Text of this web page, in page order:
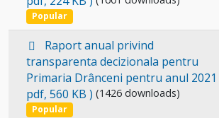
an
item
a
u
Popular
Select
item
p
d
f
Raport anual privind
transparenta decizionala pentru
Primaria Drânceni pentru anul 2021
pdf, 560 KB ) (1426 downloads)
Popular